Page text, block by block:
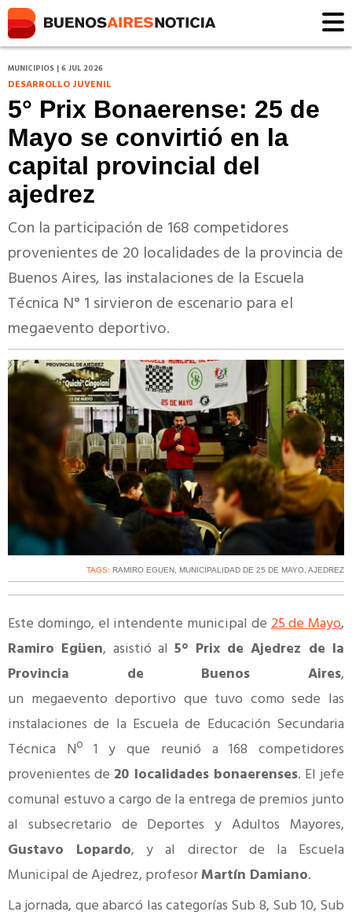
MUNICIPIOS | 6 JUL 2026
DESARROLLO JUVENIL
5° Prix Bonaerense: 25 de
Mayo se convirtió en la
capital provincial del
ajedrez
Con la participación de 168 competidores
provenientes de 20 localidades de la provincia de
Buenos Aires, las instalaciones de la Escuela
Técnica N° 1 sirvieron de escenario para el
megaevento deportivo.
TAGS: RAMIRO EGUEN, MUNICIPALIDAD DE 25 DE MAYO, AJEDREZ
Este domingo, el intendente municipal de25 de Mayo,
Ramiro Egüen, asistió al5° Prix de Ajedrez de la
Provincia de Buenos Aires,
un megaevento deportivo que tuvo como sede las
instalaciones de la Escuela de Educación Secundaria
Técnica Nº 1 y que reunió a 168 competidores
provenientes de 20 localidades bonaerenses. El jefe
comunal estuvo a cargo de la entrega de premios junto
al subsecretario de Deportes y Adultos Mayores,
Gustavo Lopardo, y al director de la Escuela
Municipal de Ajedrez, profesorMartín Damiano.
La jornada, que abarcó las categorías Sub 8, Sub 10, Sub